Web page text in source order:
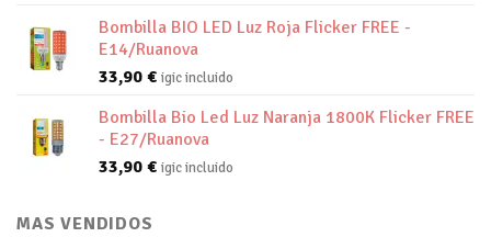
Bombilla BIO LED Luz Roja Flicker FREE -
E14/Ruanova
33,90 € igic incluido
Bombilla Bio Led Luz Naranja 1800K Flicker FREE
- E27/Ruanova
33,90 € igic incluido
MAS VENDIDOS